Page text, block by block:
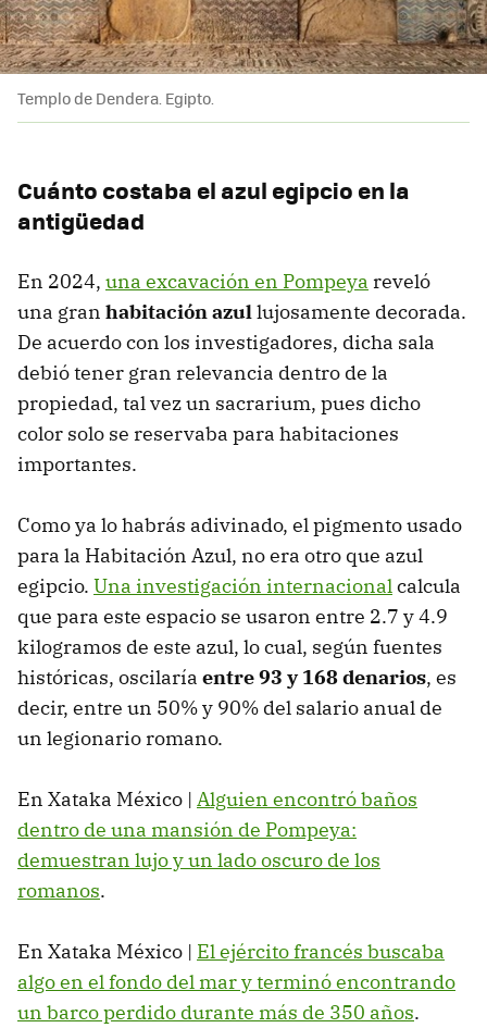
Templo de Dendera. Egipto.
Cuánto costaba el azul egipcio en la
antigüedad
En 2024, una excavación en Pompeya reveló
una gran habitación azullujosamente decorada.
De acuerdo con los investigadores, dicha sala
debió tener gran relevancia dentro de la
propiedad, tal vez un sacrarium, pues dicho
color solo se reservaba para habitaciones
importantes.
Como ya lo habrás adivinado, el pigmento usado
para la Habitación Azul, no era otro que azul
egipcio. Una investigación internacionalcalcula
que para este espacio se usaron entre 2.7 y 4.9
kilogramos de este azul, lo cual, según fuentes
históricas, oscilaría entre 93 y 168 denarios, es
decir, entre un 50% y 90% del salario anual de
un legionario romano.
En Xataka México | Alguien encontró baños
dentro de una mansión de Pompeya:
demuestran lujo y un lado oscuro de los
romanos.
En Xataka México | El ejército francés buscaba
algo en el fondo del mar y terminó encontrando
un barco perdido durante más de 350 años.